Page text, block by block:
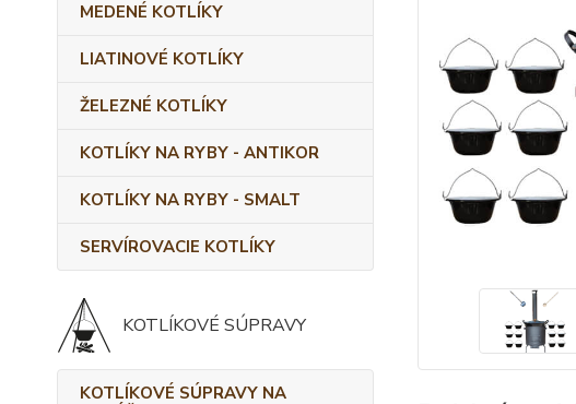
MEDENÉ KOTLÍKY
LIATINOVÉ KOTLÍKY
ŽELEZNÉ KOTLÍKY
KOTLÍKY NA RYBY - ANTIKOR
KOTLÍKY NA RYBY - SMALT
SERVÍROVACIE KOTLÍKY
KOTLÍKOVÉ SÚPRAVY
KOTLÍKOVÉ SÚPRAVY NA